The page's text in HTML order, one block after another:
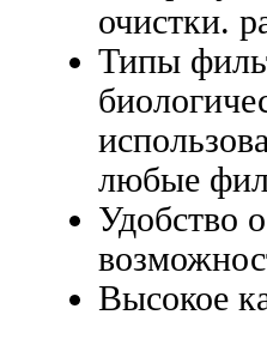
очистки.
Типы
любые
Удобство
Высокое